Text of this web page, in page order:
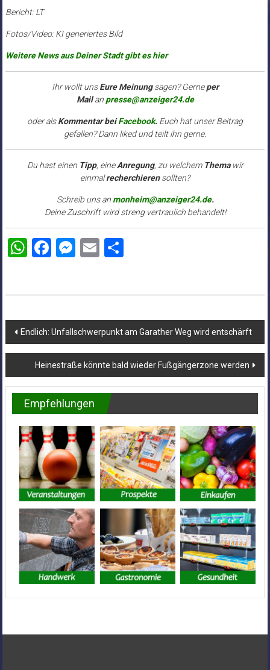
Bericht: LT
Fotos/Video: KI generiertes Bild
Weitere News aus Deiner Stadt gibt es hier
Ihr wollt unsEure Meinungsagen? Gerneper
Mailan presse@anzeiger24.de
oder alsKommentar beiFacebook. Euch hat unser Beitrag
gefallen? Dann liked und teilt ihn gerne.
Du hast einen Tipp, eineAnregung, zu welchem Themawir
einmalrecherchierensollten?
Schreib uns an monheim@anzeiger24.de.
Deine Zuschrift wird streng vertraulich behandelt!
WhatsApp
Facebook
Messenger
EmailTeilen
Beitragsnavigation
Endlich: Unfallschwerpunkt am Garather Weg wird entschärft
Heinestraße könnte bald wieder Fußgängerzone werden
Empfehlungen